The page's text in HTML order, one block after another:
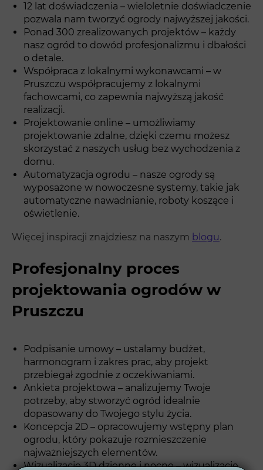
12 lat doświadczenia – wieloletnie doświadczenie
pozwala nam tworzyć ogrody najwyższej jakości.
Ponad 300 zrealizowanych projektów – każdy
nasz ogród to dowód profesjonalizmu i dbałości
o detale.
Współpraca z lokalnymi wykonawcami – w
Pruszczu współpracujemy z lokalnymi
fachowcami, co zapewnia najwyższą jakość
realizacji.
Projektowanie online – umożliwiamy
projektowanie zdalne, dzięki czemu możesz
skorzystać z naszych usług bez wychodzenia z
domu.
Automatyzacja ogrodu – nasze ogrody są
wyposażone w nowoczesne systemy, takie jak
automatyczne nawadnianie, roboty koszące i
oświetlenie.
Więcej inspiracji znajdziesz na naszym blogu.
Profesjonalny proces
projektowania ogrodów w
Pruszczu
Podpisanie umowy – ustalamy budżet,
harmonogram i zakres prac, aby projekt
przebiegał zgodnie z oczekiwaniami.
Ankieta projektowa – analizujemy Twoje
potrzeby, aby stworzyć ogród idealnie
dopasowany do Twojego stylu życia.
Koncepcja 2D – opracowujemy wstępny plan
ogrodu, który pokazuje rozmieszczenie
najważniejszych elementów.
Wizualizacje 3D dzienne i nocne – wizualizacje